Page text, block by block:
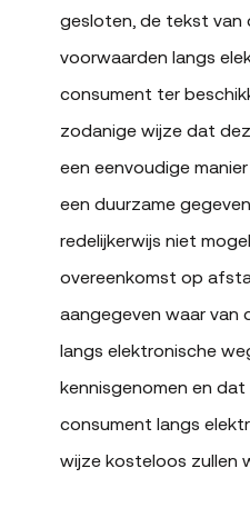
gesloten, de tekst van
voorwaarden langs
consument ter
zodanige wijze dat
een eenvoudige
een duurzame
redelijkerwijs niet
overeenkomst op
aangegeven waar van
langs elektronische
kennisgenomen en
consument langs
wijze kosteloos zullen